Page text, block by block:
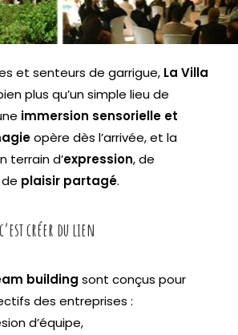
et senteurs de garrigue, La Villa
plus qu’un simple lieu de
immersion sensorielle et
opère dès l’arrivée, et la
terrain d’expression, de
plaisir partagé.
créer du lien
building sont conçus pour
des entreprises :
d’équipe,